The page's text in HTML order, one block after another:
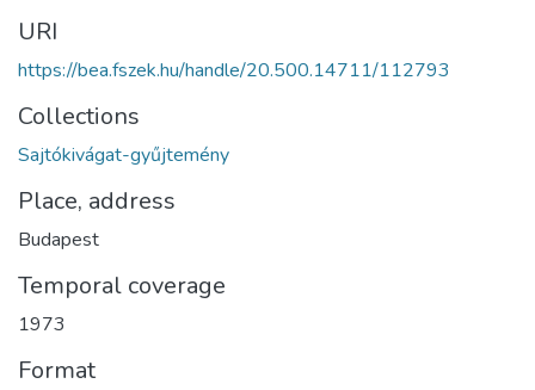
URI
https://bea.fszek.hu/handle/20.500.14711/112793
Collections
Sajtókivágat-gyűjtemény
Place, address
Budapest
Temporal coverage
1973
Format